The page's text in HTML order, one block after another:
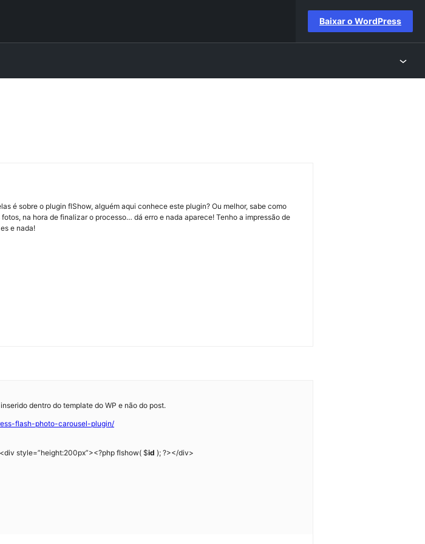
Baixar o WordPress
é sobre o plugin flShow, alguém aqui conhece este plugin? Ou melhor, sabe como
na hora de finalizar o processo… dá erro e nada aparece! Tenho a impressão de
e nada!
dentro do template do WP e não do post.
flash-photo-carousel-plugin/
style=”height:200px”><?php flshow( $id ); ?></div>